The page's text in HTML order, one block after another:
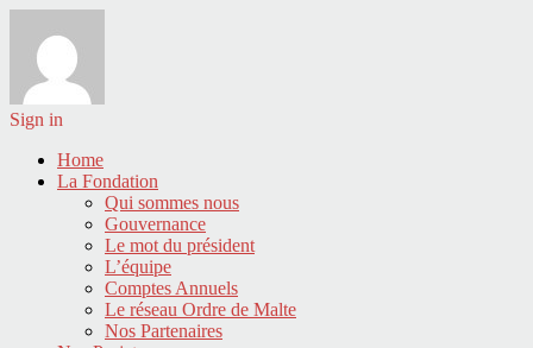
Sign in
Home
La Fondation
Qui sommes nous
Gouvernance
Le mot du président
L’équipe
Comptes Annuels
Le réseau Ordre de Malte
Nos Partenaires